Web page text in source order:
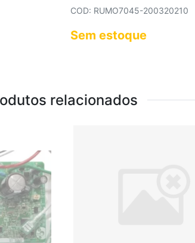
COD: RUMO7045-200320210
Sem estoque
relacionados